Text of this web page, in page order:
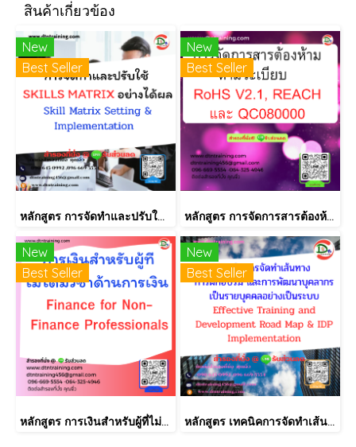
สินค้าเกี่ยวข้อง
New
Best Seller
หลักสูตร การจัดทำและปรับใช้ SKILLS MATRIX อย่างได้ผล Skill Matrix Setting & Implementation
New
Best Seller
หลักสูตร การจัดการสารต้องห้ามตามระเบียบ RoHS V2.1, REACH และ QC080000
New
Best Seller
หลักสูตร การเงินสำหรับผู้ที่ไม่ได้มีวิชาชีพด้านการเงิน (Finance for Non-Finance Professionals)
New
Best Seller
หลักสูตร เทคนิคการจัดทำเส้นทางการฝึกอบรม และการพัฒนาบุคลากร เป็นรายบุคคลอย่างเป็นระบบ Effective Training and Development Road Map & IDP Implementation